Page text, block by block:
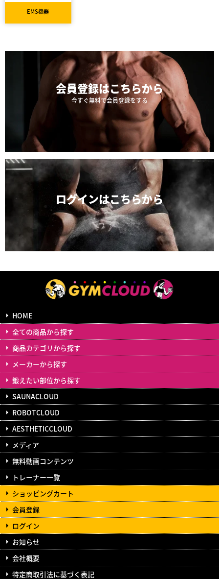
EMS機器
会員登録はこちらから
今すぐ無料で会員登録をする
ログインはこちらから
HOME
全ての商品から探す
商品カテゴリから探す
メーカーから探す
鍛えたい部位から探す
SAUNACLOUD
ROBOTCLOUD
AESTHETICCLOUD
メディア
無料動画コンテンツ
トレーナー一覧
ショッピングカート
会員登録
ログイン
お知らせ
会社概要
特定商取引法に基づく表記